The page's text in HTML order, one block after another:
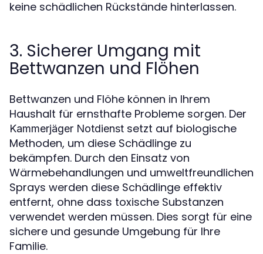
keine schädlichen Rückstände hinterlassen.
3. Sicherer Umgang mit
Bettwanzen und Flöhen
Bettwanzen und Flöhe können in Ihrem
Haushalt für ernsthafte Probleme sorgen. Der
Kammerjäger Notdienst setzt auf biologische
Methoden, um diese Schädlinge zu
bekämpfen. Durch den Einsatz von
Wärmebehandlungen und umweltfreundlichen
Sprays werden diese Schädlinge effektiv
entfernt, ohne dass toxische Substanzen
verwendet werden müssen. Dies sorgt für eine
sichere und gesunde Umgebung für Ihre
Familie.